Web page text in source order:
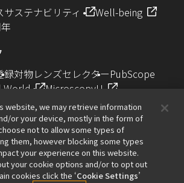
サステナビリティ
Well-being
録対物レンズセレクターPubScope
World
MicroscopyU
製品
連製品（ニコンイメージング）
品（インダストリアルソリューション
website, we may retrieve information
or your device, mostly in the form of
not to allow some types of
them, however blocking some types
your experience on this website.
your cookie options and/or to opt out
cookies click the ‘Cookie Settings’